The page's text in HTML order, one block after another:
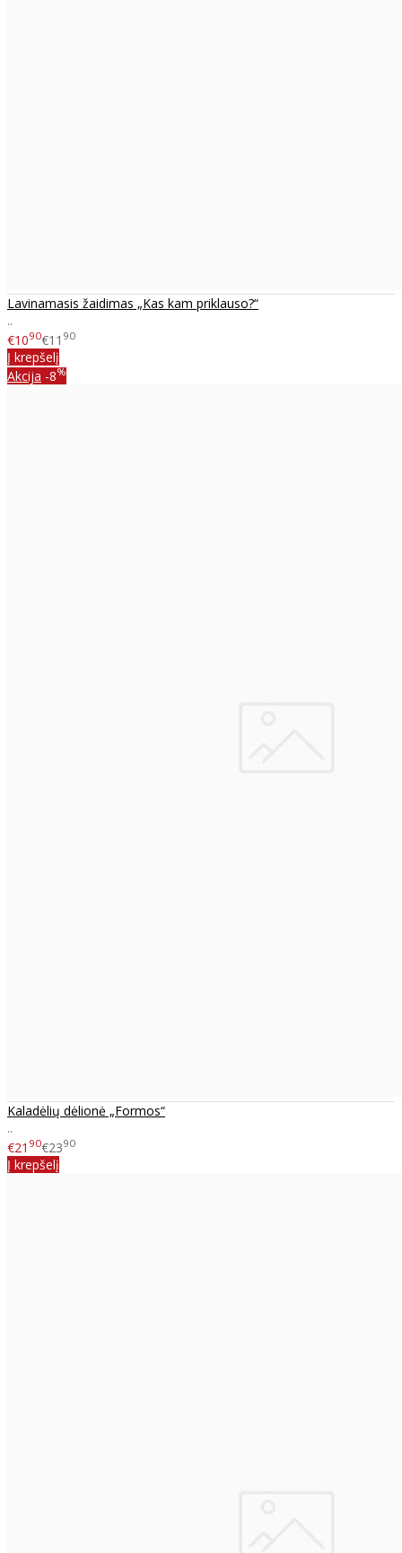
Lavinamasis žaidimas „Kas kam priklauso?“
..
€1090€11 90
Į krepšelį
Akcija -8%
Kaladėlių dėlionė „Formos“
..
€21 90€2390
Į krepšelį